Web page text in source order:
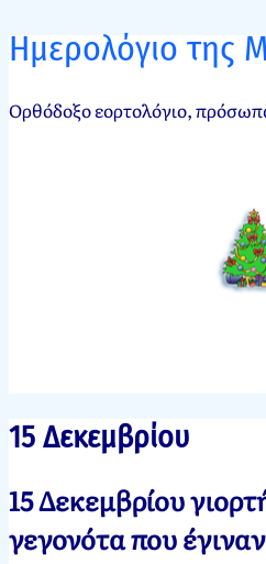
Ημερολόγιο της
Ορθόδοξο εορτολόγιο,
15 Δεκεμβρίου
Νεκτάριος
Παπασπύρου
15
Δεκεμβρίου,
15 Δεκεμβρίου
γεγονότα που